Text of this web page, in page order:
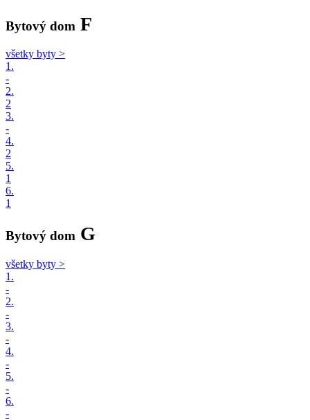
Bytový dom F
všetky byty >
1.
-
2.
2
3.
-
4.
2
5.
1
6.
1
Bytový dom G
všetky byty >
1.
-
2.
-
3.
-
4.
-
5.
-
6.
-